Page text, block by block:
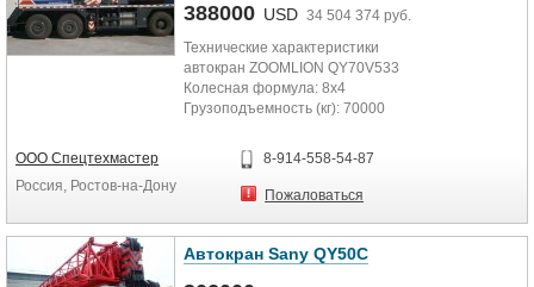
388000 USD 34 504 374 руб.
Технические характеристики
автокран ZOOMLION QY70V533
Колесная формула: 8x4
Грузоподъемность (кг): 70000
средства (кг): 44870
Нагрузка на переднею ось (кг):
Максимальная высота подъема
ООО Спецтехмастер
Россия, Ростов-на-Дону
8-914-558-54-87
Пожаловаться
Автокран Sany QY50C